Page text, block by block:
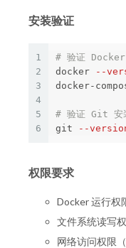
安装验证
1
2
3
4
5
6
# 验证 Docker
docker
--
docker-
# 验证 Git 安
git
--
权限要求
Docker 运行权
文件系统读写
网络访问权限